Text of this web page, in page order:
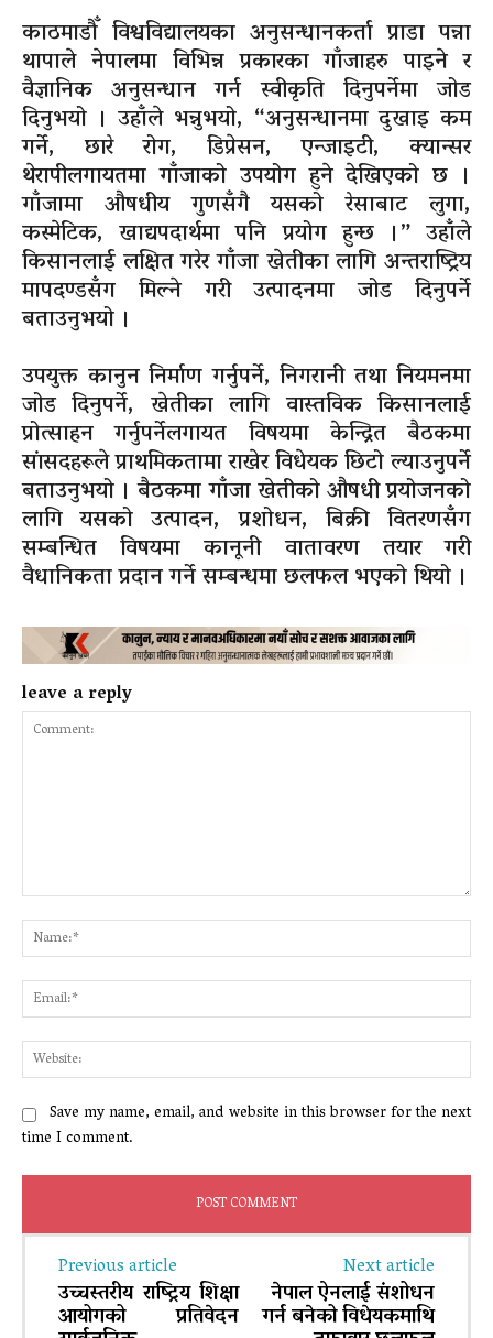
काठमाडौँ विश्वविद्यालयका अनुसन्धानकर्ता प्राडा पन्ना
थापाले नेपालमा विभिन्न प्रकारका गाँजाहरु पाइने र
वैज्ञानिक अनुसन्धान गर्न स्वीकृति दिनुपर्नेमा जोड
दिनुभयो । उहाँले भन्नुभयो, “अनुसन्धानमा दुखाइ कम
गर्ने, छारे रोग, डिप्रेसन, एन्जाइटी, क्यान्सर
थेरापीलगायतमा गाँजाको उपयोग हुने देखिएको छ ।
गाँजामा औषधीय गुणसँगै यसको रेसाबाट लुगा,
कस्मेटिक, खाद्यपदार्थमा पनि प्रयोग हुन्छ ।” उहाँले
किसानलाई लक्षित गरेर गाँजा खेतीका लागि अन्तराष्ट्रिय
मापदण्डसँग मिल्ने गरी उत्पादनमा जोड दिनुपर्ने
बताउनुभयो ।
उपयुक्त कानुन निर्माण गर्नुपर्ने, निगरानी तथा नियमनमा
जोड दिनुपर्ने, खेतीका लागि वास्तविक किसानलाई
प्रोत्साहन गर्नुपर्नेलगायत विषयमा केन्द्रित बैठकमा
सांसदहरूले प्राथमिकतामा राखेर विधेयक छिटो ल्याउनुपर्ने
बताउनुभयो । बैठकमा गाँजा खेतीको औषधी प्रयोजनको
लागि यसको उत्पादन, प्रशोधन, बिक्री वितरणसँग
सम्बन्धित विषयमा कानूनी वातावरण तयार गरी
वैधानिकता प्रदान गर्ने सम्बन्धमा छलफल भएको थियो ।
leave a reply
Save my name, email, and website in this browser for the next
time I comment.
Previous article
उच्चस्तरीय राष्ट्रिय शिक्षा
आयोगको प्रतिवेदन
Next article
नेपाल ऐनलाई संशोधन
गर्न बनेको विधेयकमाथि